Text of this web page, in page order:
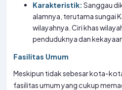
Karakteristik: Sanggau
alamnya, terutama sungai
wilayahnya. Ciri khas
penduduknya dan
Fasilitas Umum
Meskipun tidak sebesar kota-
fasilitas umum yang cukup